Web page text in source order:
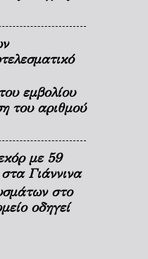
εμβολίου
του αριθμού
με 59
Γιάννινα
στο
οδηγεί